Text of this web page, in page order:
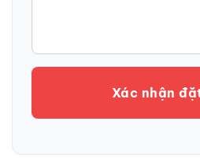
Xác nhận